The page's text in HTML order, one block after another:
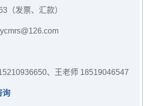
（发票、汇款）
lycmrs@126.com
、王老师 18519046547
询